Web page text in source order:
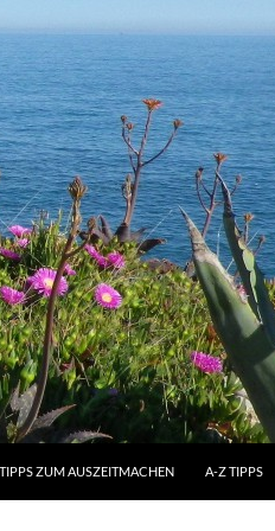
TIPPS ZUM AUSZEITMACHEN A-Z TIPPS